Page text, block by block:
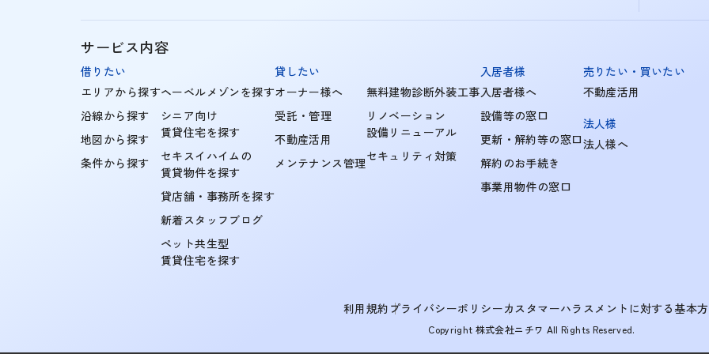
サービス内容
借りたい
エリアから探す
沿線から探す
地図から探す
条件から探す
ヘーベルメゾンを探す
シニア向け
賃貸住宅を探す
セキスイハイムの
賃貸物件を探す
貸店舗・事務所を探す
新着スタッフブログ
ペット共生型
賃貸住宅を探す
貸したい
オーナー様へ
受託・管理
不動産活用
メンテナンス管理
無料建物診断外装工事
リノベーション
設備リニューアル
セキュリティ対策
入居者様
入居者様へ
設備等の窓口
更新・解約等の窓口
解約のお手続き
事業用物件の窓口
売りたい・買いたい
不動産活用
法人様
法人様へ
利用規約 プライバシーポリシーカスタマーハラスメントに対する基本
Copyright 株式会社ニチワ All Rights Reserved.